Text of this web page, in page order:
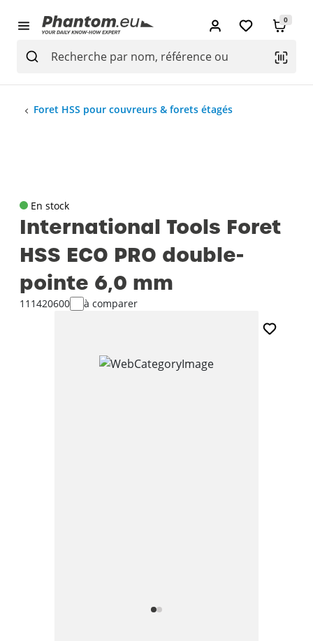
0
Foret HSS pour couvreurs & forets étagés
En stock
International Tools Foret
HSS ECO PRO double-
pointe 6‚0 mm
111420600 à comparer